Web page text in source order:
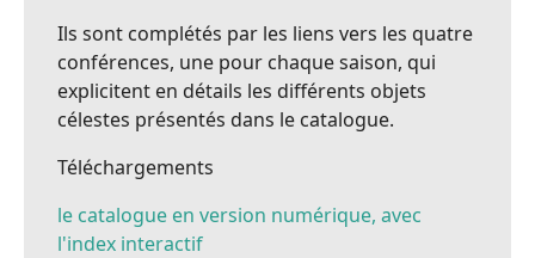
Ils sont complétés par les liens vers les quatre
conférences, une pour chaque saison, qui
explicitent en détails les différents objets
célestes présentés dans le catalogue.
Téléchargements
le catalogue en version numérique, avec
l'index interactif